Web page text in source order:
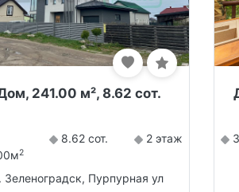
241.00 м², 8.62 сот.
2
8.62 сот. 2 этаж
Зеленоградск, Пурпурная ул